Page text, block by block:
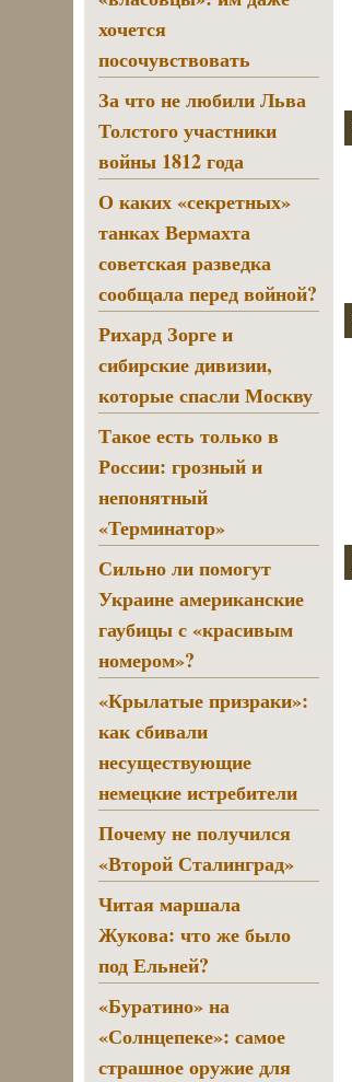
хочется
посочувствовать
За что не любили Льва
Толстого участники
войны 1812 года
О каких «секретных»
танках Вермахта
советская разведка
сообщала перед войной?
Рихард Зорге и
сибирские дивизии,
которые спасли Москву
Такое есть только в
России: грозный и
непонятный
«Терминатор»
Сильно ли помогут
Украине американские
гаубицы с «красивым
номером»?
«Крылатые призраки»:
как сбивали
несуществующие
немецкие истребители
Почему не получился
«Второй Сталинград»
Читая маршала
Жукова: что же было
под Ельней?
«Буратино» на
«Солнцепеке»: самое
страшное оружие для